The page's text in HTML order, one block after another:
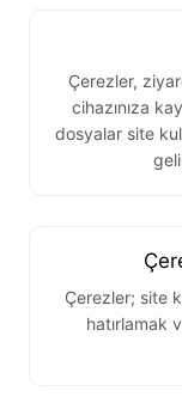
Çerezler,
cihazınıza
dosyalar site
Çerezler; site
hatırlamak